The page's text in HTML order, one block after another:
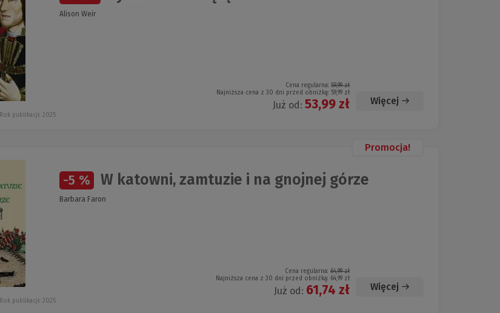
Alison Weir
Cena regularna: 59,99 zł
Najniższa cena z 30 dni przed obniżką: 59,99 zł
Już od: 53,99 zł Więcej
Rok publikacji: 2025
Promocja!
-5 % W katowni, zamtuzie i na gnojnej górze
Barbara Faron
Cena regularna: 64,99 zł
Najniższa cena z 30 dni przed obniżką: 64,99 zł
Już od: 61,74 zł Więcej
Rok publikacji: 2025